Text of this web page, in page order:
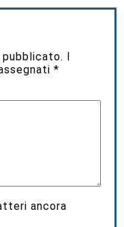
I
*
ancora